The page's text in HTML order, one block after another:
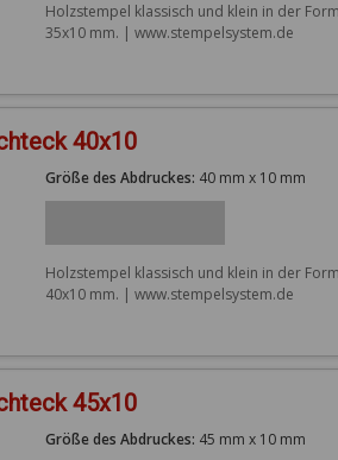
Holzstempel klassisch und klein in der
35x10 mm. | www.stempelsystem.de
40x10
Größe des Abdruckes: 40 mm x 10 mm
Holzstempel klassisch und klein in der
40x10 mm. | www.stempelsystem.de
45x10
Größe des Abdruckes: 45 mm x 10 mm